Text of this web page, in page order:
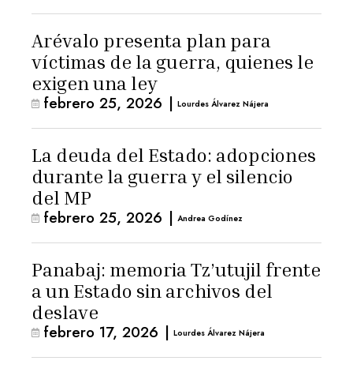
Arévalo presenta plan para
víctimas de la guerra, quienes le
exigen una ley
febrero 25, 2026 | Lourdes Álvarez Nájera
La deuda del Estado: adopciones
durante la guerra y el silencio
del MP
febrero 25, 2026 | Andrea Godínez
Panabaj: memoria Tz’utujil frente
a un Estado sin archivos del
deslave
febrero 17, 2026 | Lourdes Álvarez Nájera